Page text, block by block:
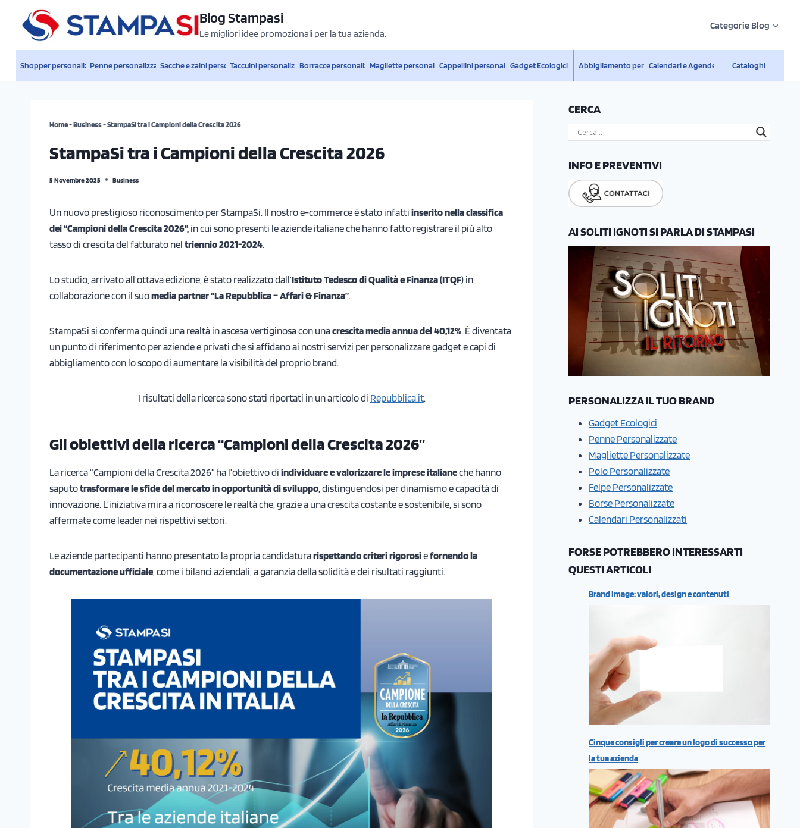
contenuto
Blog Stampasi
Le migliori idee promozionali per la tua azienda.
Categorie Blog
Shopper personalizzatePenne personalizzateSacche e zaini personalizzatiTaccuini personalizzatiBorracce personalizzateMagliette personalizzateCappellini personalizzatiGadget Ecologici Abbigliamento personalizzato
Calendari e Agende Cataloghi
Home-Business-StampaSi tra i Campioni della Crescita 2026
StampaSi tra i Campioni della Crescita 2026
5 Novembre 2025 Business
Un nuovo prestigioso riconoscimento per StampaSi. Il nostro e-commerce è stato infatti inserito nella classifica
dei “Campioni della Crescita 2026”, in cui sono presenti le aziende italiane che hanno fatto registrare il più alto
tasso di crescita del fatturato nel triennio 2021-2024.
Lo studio, arrivato all’ottava edizione, è stato realizzato dall’Istituto Tedesco di Qualità e Finanza (ITQF) in
collaborazione con il suomedia partner “La Repubblica – Affari & Finanza”.
StampaSi si conferma quindi una realtà in ascesa vertiginosa con unacrescita media annua del 40,12%. È diventata
un punto di riferimento per aziende e privati che si affidano ai nostri servizi per personalizzare gadget e capi di
abbigliamento con lo scopo di aumentare la visibilità del proprio brand.
I risultati della ricerca sono stati riportati in un articolo di Repubblica.it.
Gli obiettivi della ricerca “Campioni della Crescita 2026”
La ricerca “Campioni della Crescita 2026” ha l’obiettivo di individuare e valorizzare le imprese italianeche hanno
saputotrasformare le sfide del mercato in opportunità di sviluppo , distinguendosi per dinamismo e capacità di
innovazione. L’iniziativa mira a riconoscere le realtà che, grazie a una crescita costante e sostenibile, si sono
affermate come leader nei rispettivi settori.
Le aziende partecipanti hanno presentato la propria candidaturarispettando criteri rigorosiefornendo la
documentazione ufficiale , come i bilanci aziendali, a garanzia della solidità e dei risultati raggiunti.
CERCA
INFO E PREVENTIVI
AI SOLITI IGNOTI SI PARLA DI STAMPASI
PERSONALIZZA IL TUO BRAND
Gadget Ecologici
Penne Personalizzate
Magliette Personalizzate
Polo Personalizzate
Felpe Personalizzate
Borse Personalizzate
Calendari Personalizzati
FORSE POTREBBERO INTERESSARTI
QUESTI ARTICOLI
Brand Image: valori, design e contenuti
Cinque consigli per creare un logo di successo per
la tua azienda